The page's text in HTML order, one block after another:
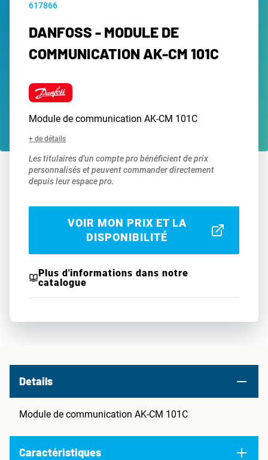
617866
DANFOSS - MODULE DE
COMMUNICATION AK-CM 101C
Module de communication AK-CM 101C
+ de détails
Les titulaires d'un compte pro bénéficient de prix
personnalisés et peuvent commander directement
depuis leur espace pro.
VOIR MON PRIX ET LA
DISPONIBILITÉ
Plus d'informations dans notre
catalogue
Details
Module de communication AK-CM 101C
Caractéristiques